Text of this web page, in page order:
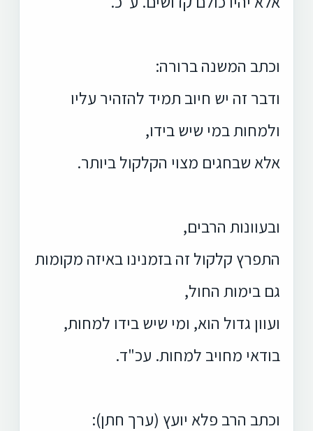
וכתב המשנה ברורה:
ודבר זה יש חיוב תמיד להזהיר עליו
ולמחות במי שיש בידו,
אלא שבחגים מצוי הקלקול ביותר.
ובעוונות הרבים,
התפרץ קלקול זה בזמנינו באיזה מקומות
גם בימות החול,
ועוון גדול הוא, ומי שיש בידו למחות,
בודאי מחויב למחות. עכ"ד.
וכתב הרב פלא יועץ (ערך חתן):